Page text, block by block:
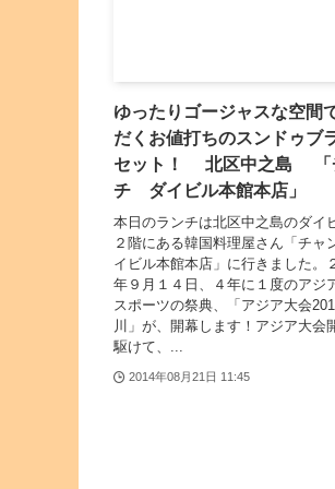
ゆったりゴージャスな空間
だくお値打ちのスンドゥブ
セット！ 北区中之島 「
チ ダイビル本館本店」
本日のランチは北区中之島のダイ
２階にある韓国料理屋さん「チ
イビル本館本店」に行きました。
年９月１４日、４年に１度のアジ
スポーツの祭典、「アジア大会
川」が、開幕します！アジア大会
駆けて、...
2014年08月21日 11:45